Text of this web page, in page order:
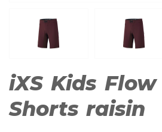
iXS Kids Flow
Shorts raisin